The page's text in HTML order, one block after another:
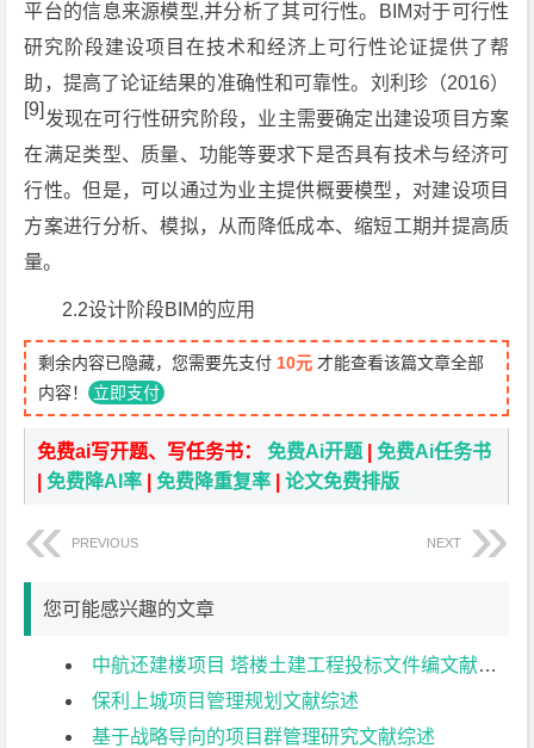
平台的信息来源模型,并分析了其可行性。BIM对于可行性
研究阶段建设项目在技术和经济上可行性论证提供了帮
助，提高了论证结果的准确性和可靠性。刘利珍（2016）
[9] 发现在可行性研究阶段，业主需要确定出建设项目方案
在满足类型、质量、功能等要求下是否具有技术与经济可
行性。但是，可以通过为业主提供概要模型，对建设项目
方案进行分析、模拟，从而降低成本、缩短工期并提高质
量。
2.2设计阶段BIM的应用
剩余内容已隐藏，您需要先支付 10元 才能查看该篇文章全部
内容！ 立即支付
免费ai写开题、写任务书：免费Ai开题 |免费Ai任务书
|免费降AI率 |免费降重复率 |论文免费排版
PREVIOUS NEXT
您可能感兴趣的文章
中航还建楼项目 塔楼土建工程投标文件编文献综述
保利上城项目管理规划文献综述
基于战略导向的项目群管理研究文献综述